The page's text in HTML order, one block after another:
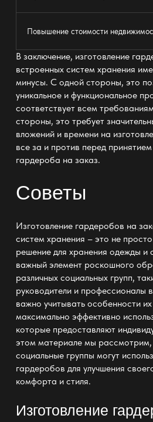
Повышение стоимости
В заключение, изготовление
встроенных систем хранения
минусы. С одной стороны, это
уникальное и функциональное
соответствует всем
стороны, это требует
вложений и времени на
все за и против перед
гардероба на заказ.
Советы
Изготовление гардеробов на
систем хранения – это не
решение для хранения одежды и
важный элемент роскошного
различных социальных групп,
руководители и профессионалы
важно учитывать особенности
максимально эффективно
которые предоставляют
этом материале мы рассмотрим,
социальные группы могут
гардеробов для улучшения
комфорта и стиля.
Изготовление